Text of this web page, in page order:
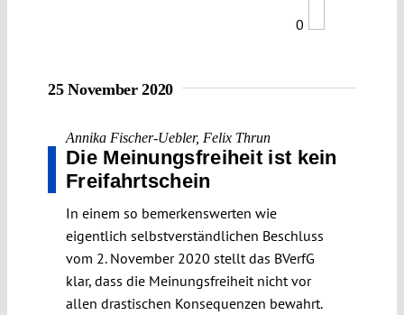
0
25 November 2020
Annika Fischer-Uebler, Felix Thrun
Die Meinungsfreiheit ist kein
Freifahrtschein
In einem so bemerkenswerten wie
eigentlich selbstverständlichen Beschluss
vom 2. November 2020 stellt das BVerfG
klar, dass die Meinungsfreiheit nicht vor
allen drastischen Konsequenzen bewahrt.